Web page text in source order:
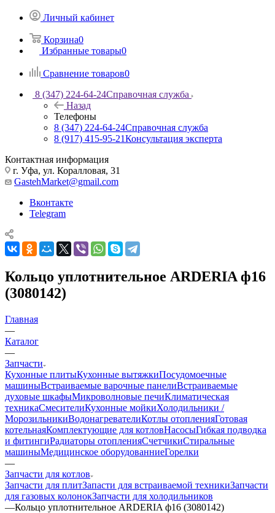
Личный кабинет
Корзина0
Избранные товары0
Сравнение товаров0
8 (347) 224-64-24Справочная служба
Назад
Телефоны
8 (347) 224-64-24Справочная служба
8 (917) 415-95-21Консультация эксперта
Контактная информация
г. Уфа, ул. Коралловая, 31
GastehMarket@gmail.com
Вконтакте
Telegram
Кольцо уплотнительное ARDERIA ф16
(3080142)
Главная
—
Каталог
—
Запчасти
Кухонные плитыКухонные вытяжкиПосудомоечные
машиныВстраиваемые варочные панелиВстраиваемые
духовые шкафыМикроволновые печиКлиматическая
техникаСмесителиКухонные мойкиХолодильники /
МорозильникиВодонагревателиКотлы отопленияГотовая
котельнаяКомплектующие для котловНасосыГибкая подводка
и фитингиРадиаторы отопленияСчетчикиСтиральные
машиныМедицинское оборудованниеГорелки
—
Запчасти для котлов
Запчасти для плитЗапасти для встраиваемой техникиЗапчасти
для газовых колонокЗапчасти для холодильников
—Кольцо уплотнительное ARDERIA ф16 (3080142)